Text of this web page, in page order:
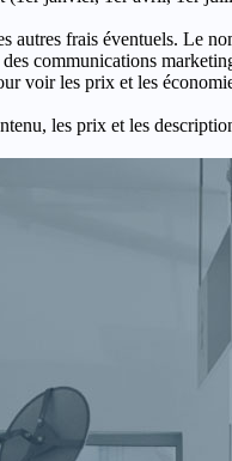
autres frais éventuels. Le
communications
voir les prix et les
les prix et les